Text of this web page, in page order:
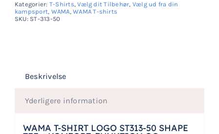
Kategorier: T-Shirts,Vælg dit Tilbehør, Vælg ud fra din
kampsport, WAMA,WAMA T-shirts
SKU: ST-313-50
Beskrivelse
Yderligere information
WAMA T-SHIRT LOGO ST313-50 SHAPE